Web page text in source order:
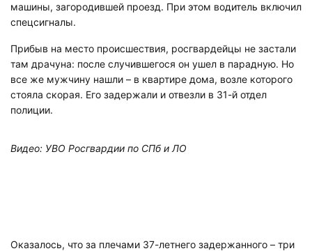
машины, загородившей проезд. При этом водитель включил
спецсигналы.
Прибыв на место происшествия, росгвардейцы не застали
там драчуна: после случившегося он ушел в парадную. Но
все же мужчину нашли – в квартире дома, возле которого
стояла скорая. Его задержали и отвезли в 31-й отдел
полиции.
Видео: УВО Росгвардии по СПб и ЛО
Оказалось, что за плечами 37-летнего задержанного – три